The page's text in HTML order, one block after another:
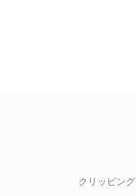
クリッピング